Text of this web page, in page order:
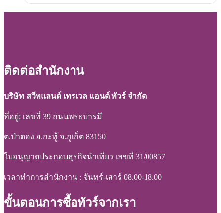
ติดต่อสำนักงาน
บริษัท สวีทแลนด์ เทรเวล แอนด์ ทัวร์ จำกัด
ที่อยู่: เลขที่ 39 ถนนพระบารมี
ต.ป่าตอง อ.กะทู้ จ.ภูเก็ต 83150
ใบอนุญาตประกอบธุรกิจนำเที่ยว เลขที่ 31/00857
เวลาทำการสำนักงาน : จันทร์-เสาร์ 08.00-18.00
ขั้นตอนการซื้อทัวร์จากเรา